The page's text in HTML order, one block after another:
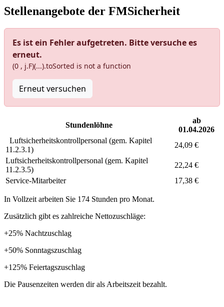
Stellenangebote der FMSicherheit
Es ist ein Fehler aufgetreten. Bitte versuche es
erneut.
(0 , j.F)(...).toSorted is not a function
Erneut versuchen
Stundenlöhne
ab
01.04.2026
Luftsicherheitskontrollpersonal (gem. Kapitel
11.2.3.1)
24,09 €
Luftsicherheitskontrollpersonal (gem. Kapitel
11.2.3.5)
22,24 €
Service-Mitarbeiter
17,38 €
In Vollzeit arbeiten Sie 174 Stunden pro Monat.
Zusätzlich gibt es zahlreiche Nettozuschläge:
+25% Nachtzuschlag
+50% Sonntagszuschlag
+125% Feiertagszuschlag
Die Pausenzeiten werden dir als Arbeitszeit bezahlt.